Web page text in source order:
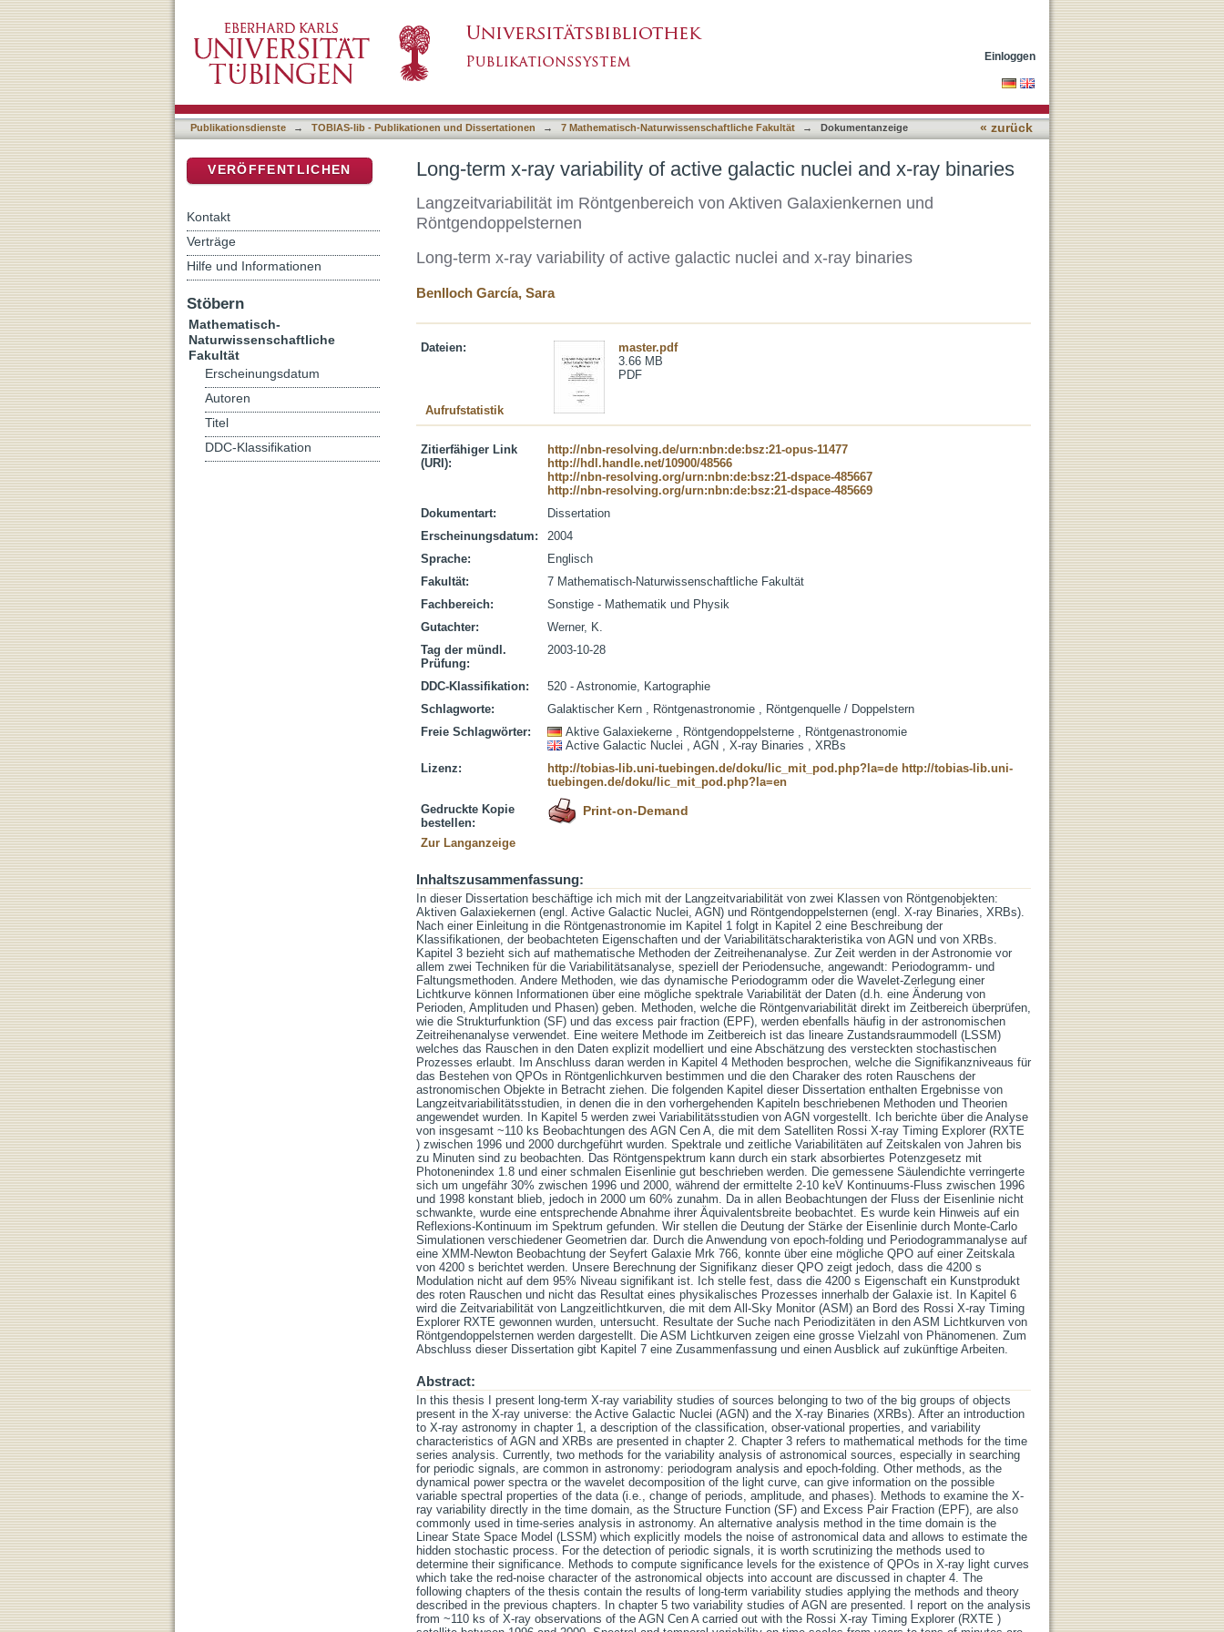
Einloggen
Publikationsdienste → TOBIAS-lib - Publikationen und Dissertationen → 7 Mathematisch-Naturwissenschaftliche Fakultät → Dokumentanzeige « zurück
Long-term x-ray variability of active galactic nuclei and x-ray binaries
Langzeitvariabilität im Röntgenbereich von Aktiven Galaxienkernen und
Röntgendoppelsternen
Long-term x-ray variability of active galactic nuclei and x-ray binaries
Benlloch García, Sara
Dateien:
master.pdf
3.66 MB
PDF
Aufrufstatistik
Zitierfähiger Link
(URI):
http://nbn-resolving.de/urn:nbn:de:bsz:21-opus-11477
http://hdl.handle.net/10900/48566
http://nbn-resolving.org/urn:nbn:de:bsz:21-dspace-485667
http://nbn-resolving.org/urn:nbn:de:bsz:21-dspace-485669
Dokumentart:
Dissertation
Erscheinungsdatum:
2004
Sprache:
Englisch
Fakultät:
7 Mathematisch-Naturwissenschaftliche Fakultät
Fachbereich:
Sonstige - Mathematik und Physik
Gutachter:
Werner, K.
Tag der mündl.
Prüfung:
2003-10-28
DDC-Klassifikation:
520 - Astronomie, Kartographie
Schlagworte:
Galaktischer Kern , Röntgenastronomie , Röntgenquelle / Doppelstern
Freie Schlagwörter:
Aktive Galaxiekerne , Röntgendoppelsterne , Röntgenastronomie
Active Galactic Nuclei , AGN , X-ray Binaries , XRBs
Lizenz:
http://tobias-lib.uni-tuebingen.de/doku/lic_mit_pod.php?la=de http://tobias-lib.uni-
tuebingen.de/doku/lic_mit_pod.php?la=en
Gedruckte Kopie
bestellen:
Print-on-Demand
Zur Langanzeige
Inhaltszusammenfassung:
In dieser Dissertation beschäftige ich mich mit der Langzeitvariabilität von zwei Klassen von Röntgenobjekten:
Aktiven Galaxiekernen (engl. Active Galactic Nuclei, AGN) und Röntgendoppelsternen (engl. X-ray Binaries, XRBs).
Nach einer Einleitung in die Röntgenastronomie im Kapitel 1 folgt in Kapitel 2 eine Beschreibung der
Klassifikationen, der beobachteten Eigenschaften und der Variabilitätscharakteristika von AGN und von XRBs.
Kapitel 3 bezieht sich auf mathematische Methoden der Zeitreihenanalyse. Zur Zeit werden in der Astronomie vor
allem zwei Techniken für die Variabilitätsanalyse, speziell der Periodensuche, angewandt: Periodogramm- und
Faltungsmethoden. Andere Methoden, wie das dynamische Periodogramm oder die Wavelet-Zerlegung einer
Lichtkurve können Informationen über eine mögliche spektrale Variabilität der Daten (d.h. eine Änderung von
Perioden, Amplituden und Phasen) geben. Methoden, welche die Röntgenvariabilität direkt im Zeitbereich überprüfen,
wie die Strukturfunktion (SF) und das excess pair fraction (EPF), werden ebenfalls häufig in der astronomischen
Zeitreihenanalyse verwendet. Eine weitere Methode im Zeitbereich ist das lineare Zustandsraummodell (LSSM)
welches das Rauschen in den Daten explizit modelliert und eine Abschätzung des versteckten stochastischen
Prozesses erlaubt. Im Anschluss daran werden in Kapitel 4 Methoden besprochen, welche die Signifikanzniveaus für
das Bestehen von QPOs in Röntgenlichkurven bestimmen und die den Charaker des roten Rauschens der
astronomischen Objekte in Betracht ziehen. Die folgenden Kapitel dieser Dissertation enthalten Ergebnisse von
Langzeitvariabilitätsstudien, in denen die in den vorhergehenden Kapiteln beschriebenen Methoden und Theorien
angewendet wurden. In Kapitel 5 werden zwei Variabilitätsstudien von AGN vorgestellt. Ich berichte über die Analyse
von insgesamt ~110 ks Beobachtungen des AGN Cen A, die mit dem Satelliten Rossi X-ray Timing Explorer (RXTE
) zwischen 1996 und 2000 durchgeführt wurden. Spektrale und zeitliche Variabilitäten auf Zeitskalen von Jahren bis
zu Minuten sind zu beobachten. Das Röntgenspektrum kann durch ein stark absorbiertes Potenzgesetz mit
Photonenindex 1.8 und einer schmalen Eisenlinie gut beschrieben werden. Die gemessene Säulendichte verringerte
sich um ungefähr 30% zwischen 1996 und 2000, während der ermittelte 2-10 keV Kontinuums-Fluss zwischen 1996
und 1998 konstant blieb, jedoch in 2000 um 60% zunahm. Da in allen Beobachtungen der Fluss der Eisenlinie nicht
schwankte, wurde eine entsprechende Abnahme ihrer Äquivalentsbreite beobachtet. Es wurde kein Hinweis auf ein
Reflexions-Kontinuum im Spektrum gefunden. Wir stellen die Deutung der Stärke der Eisenlinie durch Monte-Carlo
Simulationen verschiedener Geometrien dar. Durch die Anwendung von epoch-folding und Periodogrammanalyse auf
eine XMM-Newton Beobachtung der Seyfert Galaxie Mrk 766, konnte über eine mögliche QPO auf einer Zeitskala
von 4200 s berichtet werden. Unsere Berechnung der Signifikanz dieser QPO zeigt jedoch, dass die 4200 s
Modulation nicht auf dem 95% Niveau signifikant ist. Ich stelle fest, dass die 4200 s Eigenschaft ein Kunstprodukt
des roten Rauschen und nicht das Resultat eines physikalisches Prozesses innerhalb der Galaxie ist. In Kapitel 6
wird die Zeitvariabilität von Langzeitlichtkurven, die mit dem All-Sky Monitor (ASM) an Bord des Rossi X-ray Timing
Explorer RXTE gewonnen wurden, untersucht. Resultate der Suche nach Periodizitäten in den ASM Lichtkurven von
Röntgendoppelsternen werden dargestellt. Die ASM Lichtkurven zeigen eine grosse Vielzahl von Phänomenen. Zum
Abschluss dieser Dissertation gibt Kapitel 7 eine Zusammenfassung und einen Ausblick auf zukünftige Arbeiten.
Abstract:
In this thesis I present long-term X-ray variability studies of sources belonging to two of the big groups of objects
present in the X-ray universe: the Active Galactic Nuclei (AGN) and the X-ray Binaries (XRBs). After an introduction
to X-ray astronomy in chapter 1, a description of the classification, obser-vational properties, and variability
characteristics of AGN and XRBs are presented in chapter 2. Chapter 3 refers to mathematical methods for the time
series analysis. Currently, two methods for the variability analysis of astronomical sources, especially in searching
for periodic signals, are common in astronomy: periodogram analysis and epoch-folding. Other methods, as the
dynamical power spectra or the wavelet decomposition of the light curve, can give information on the possible
variable spectral properties of the data (i.e., change of periods, amplitude, and phases). Methods to examine the X-
ray variability directly in the time domain, as the Structure Function (SF) and Excess Pair Fraction (EPF), are also
commonly used in time-series analysis in astronomy. An alternative analysis method in the time domain is the
Linear State Space Model (LSSM) which explicitly models the noise of astronomical data and allows to estimate the
hidden stochastic process. For the detection of periodic signals, it is worth scrutinizing the methods used to
determine their significance. Methods to compute significance levels for the existence of QPOs in X-ray light curves
which take the red-noise character of the astronomical objects into account are discussed in chapter 4. The
following chapters of the thesis contain the results of long-term variability studies applying the methods and theory
described in the previous chapters. In chapter 5 two variability studies of AGN are presented. I report on the analysis
from ~110 ks of X-ray observations of the AGN Cen A carried out with the Rossi X-ray Timing Explorer (RXTE )
VERÖFFENTLICHEN
Kontakt
Verträge
Hilfe und Informationen
Stöbern
Mathematisch-
Naturwissenschaftliche
Fakultät
Erscheinungsdatum
Autoren
Titel
DDC-Klassifikation